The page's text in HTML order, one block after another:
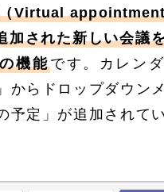
Virtual
加された新しい会議
機能です。カレン
からドロップダウン
予定」が追加されて